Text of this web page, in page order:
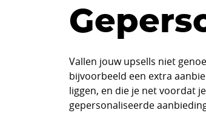
Vallen jouw upsells niet
bijvoorbeeld een extra
liggen, en die je net voordat
gepersonaliseerde